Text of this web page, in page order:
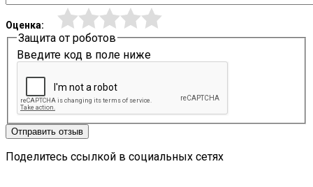
Оценка:
Защита от роботов
Введите код в поле ниже
Отправить отзыв
Поделитесь ссылкой в социальных сетях